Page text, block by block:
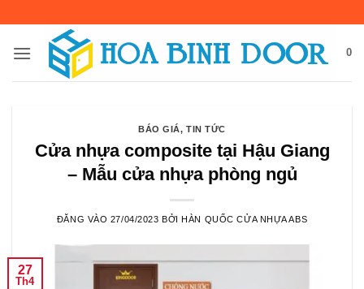
nội
0
BÁO GIÁ,TIN TỨC
Cửa nhựa composite tại Hậu Giang
– Mẫu cửa nhựa phòng ngủ
ĐĂNG VÀO 27/04/2023 BỞIHÀN QUỐC CỬA NHỰA ABS
27
Th4